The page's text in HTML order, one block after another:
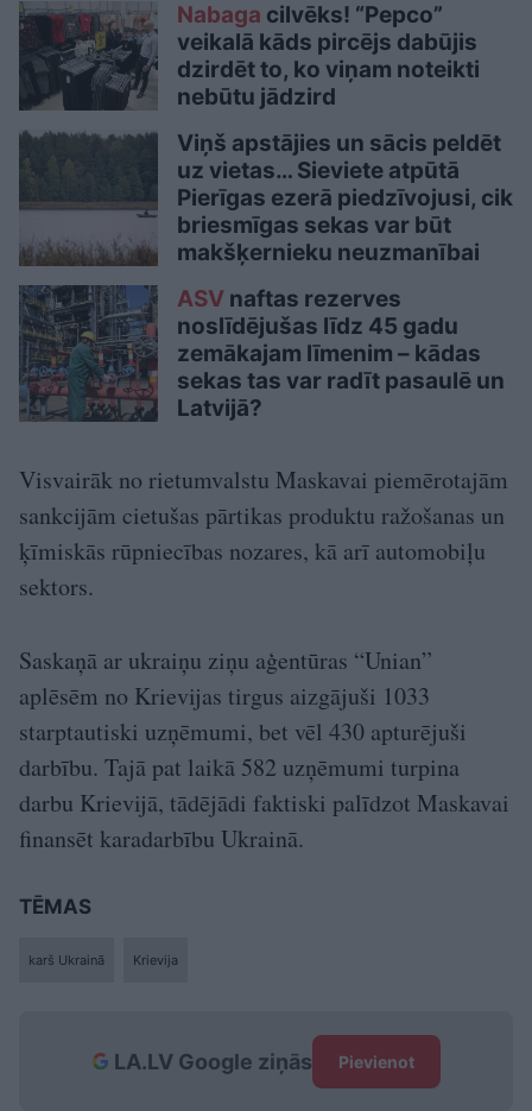
Nabaga cilvēks! “Pepco”
veikalā kāds pircējs dabūjis
dzirdēt to, ko viņam noteikti
nebūtu jādzird
Viņš apstājies un sācis peldēt
uz vietas… Sieviete atpūtā
Pierīgas ezerā piedzīvojusi, cik
briesmīgas sekas var būt
makšķernieku neuzmanībai
ASV naftas rezerves
noslīdējušas līdz 45 gadu
zemākajam līmenim – kādas
sekas tas var radīt pasaulē un
Latvijā?
Visvairāk no rietumvalstu Maskavai piemērotajām
sankcijām cietušas pārtikas produktu ražošanas un
ķīmiskās rūpniecības nozares, kā arī automobiļu
sektors.
Saskaņā ar ukraiņu ziņu aģentūras “Unian”
aplēsēm no Krievijas tirgus aizgājuši 1033
starptautiski uzņēmumi, bet vēl 430 apturējuši
darbību. Tajā pat laikā 582 uzņēmumi turpina
darbu Krievijā, tādējādi faktiski palīdzot Maskavai
finansēt karadarbību Ukrainā.
TĒMAS
karš Ukrainā Krievija
LA.LV Google ziņās Pievienot